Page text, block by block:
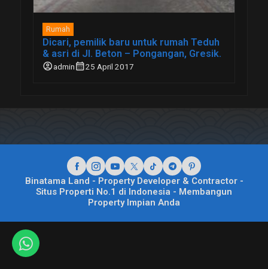
Rumah
Dicari, pemilik baru untuk rumah Teduh
& asri di Jl. Beton – Pongangan, Gresik.
account_circleadmincalendar_month25 April 2017
Binatama Land - Property Developer & Contractor -
Situs Properti No.1 di Indonesia - Membangun
Property Impian Anda